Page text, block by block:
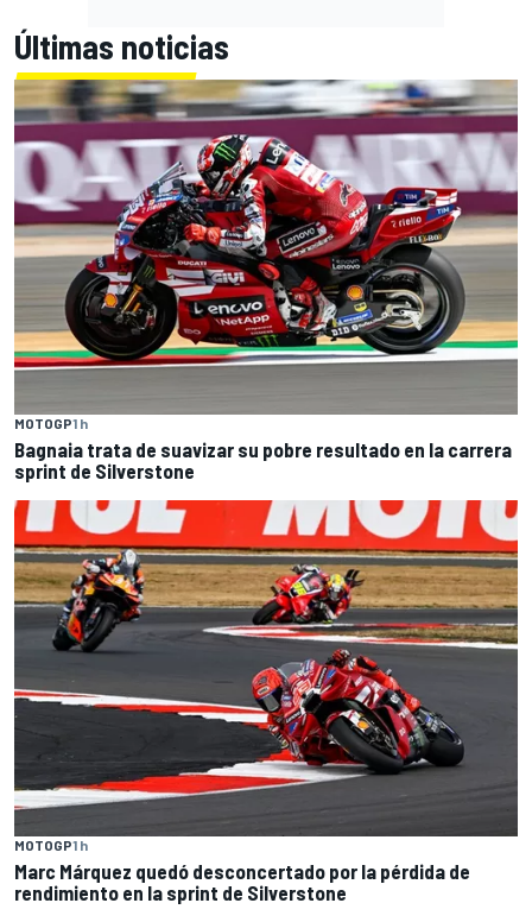
Últimas noticias
MOTOGP1 h
Bagnaia trata de suavizar su pobre resultado en la carrera
sprint de Silverstone
MOTOGP1 h
Marc Márquez quedó desconcertado por la pérdida de
rendimiento en la sprint de Silverstone